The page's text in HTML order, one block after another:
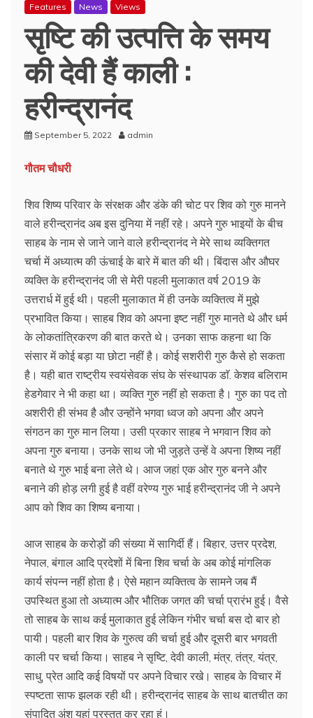
Features News Views
सृष्टि की उत्पत्ति के समय
की देवी हैं काली :
हरीन्द्रानंद
September 5, 2022 admin
गौतम चौधरी
शिव शिष्य परिवार के संरक्षक और डंके की चोट पर शिव को गुरु मानने
वाले हरीन्द्रानंद अब इस दुनिया में नहीं रहे। अपने गुरु भाइयों के बीच
साहब के नाम से जाने जाने वाले हरीन्द्रानंद ने मेरे साथ व्यक्तिगत
चर्चा में अध्यात्म की ऊंचाई के बारे में बात की थी। बिंदास और औघर
व्यक्ति के हरीन्द्रानंद जी से मेरी पहली मुलाकात वर्ष 2019 के
उत्तरार्ध में हुई थी। पहली मुलाकात में ही उनके व्यक्तित्व में मुझे
प्रभावित किया। साहब शिव को अपना इष्ट नहीं गुरु मानते थे और धर्म
के लोकतांत्रिकरण की बात करते थे। उनका साफ कहना था कि
संसार में कोई बड़ा या छोटा नहीं है। कोई सशरीरी गुरु कैसे हो सकता
है। यही बात राष्ट्रीय स्वयंसेवक संघ के संस्थापक डाॅ. केशव बलिराम
हेडगेवार ने भी कहा था। व्यक्ति गुरु नहीं हो सकता है। गुरु का पद तो
अशरीरी ही संभव है और उन्होंने भगवा ध्वज को अपना और अपने
संगठन का गुरु मान लिया। उसी प्रकार साहब ने भगवान शिव को
अपना गुरु बनाया। उनके साथ जो भी जुड़ते उन्हें वे अपना शिष्य नहीं
बनाते थे गुरु भाई बना लेते थे। आज जहां एक ओर गुरु बनने और
बनाने की होड़ लगी हुई है वहीं वरेण्य गुरु भाई हरीन्द्रानंद जी ने अपने
आप को शिव का शिष्य बनाया।
आज साहब के करोड़ों की संख्या में सागिर्दी हैं। बिहार, उत्तर प्रदेश,
नेपाल, बंगाल आदि प्रदेशों में बिना शिव चर्चा के अब कोई मांगलिक
कार्य संपन्न नहीं होता है। ऐसे महान व्यक्तित्व के सामने जब मैं
उपस्थित हुआ तो अध्यात्म और भौतिक जगत की चर्चा प्रारंभ हुई। वैसे
तो साहब के साथ कई मुलाकात हुई लेकिन गंभीर चर्चा बस दो बार हो
पायी। पहली बार शिव के गुरुत्व की चर्चा हुई और दूसरी बार भगवती
काली पर चर्चा किया। साहब ने सृष्टि, देवी काली, मंत्र, तंत्र, यंत्र,
साधु, प्रेत आदि कई विषयों पर अपने विचार रखे। साहब के विचार में
स्पष्टता साफ झलक रही थी। हरीन्द्रानंद साहब के साथ बातचीत का
संपादित अंश यहां प्रस्तुत कर रहा हूं।